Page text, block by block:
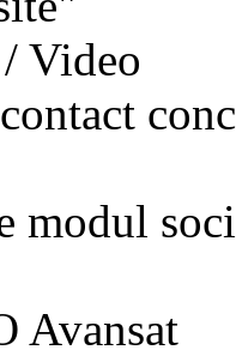
Video
modul
Avansat